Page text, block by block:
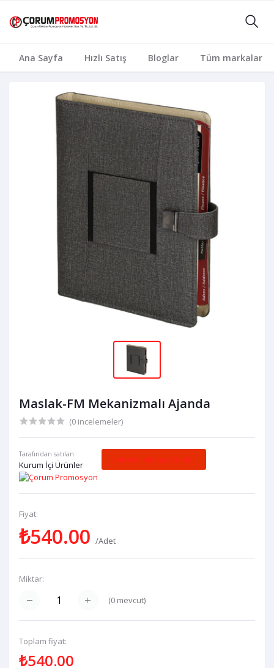
Ana Sayfa Hızlı Satış Bloglar Tüm markalar
Maslak-FM Mekanizmalı Ajanda
(0 incelemeler)
Tarafından satılan:
Kurum İçi Ürünler
Satıcıya Mesaj Gönder
Fiyat:
₺540.00 /Adet
Miktar:
(0 mevcut)
Toplam fiyat:
₺540.00